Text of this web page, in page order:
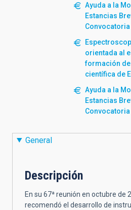
Ayuda a la
Estancias
Convocatoria
orientada al
formación de
científica de
Ayuda a la
Estancias
Convocatoria
General
Descripción
En su 67ª reunión en octubre de
recomendó el desarrollo de